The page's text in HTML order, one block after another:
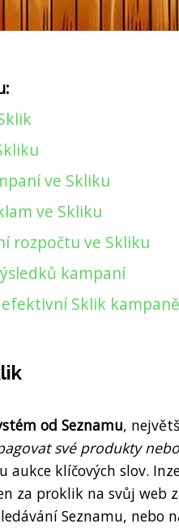
ve Skliku
ve Skliku
rozpočtu ve Skliku
kampaní
Sklik kampaně
od Seznamu,
své produkty
aukce klíčových slov.
za proklik na svůj
Seznamu, nebo